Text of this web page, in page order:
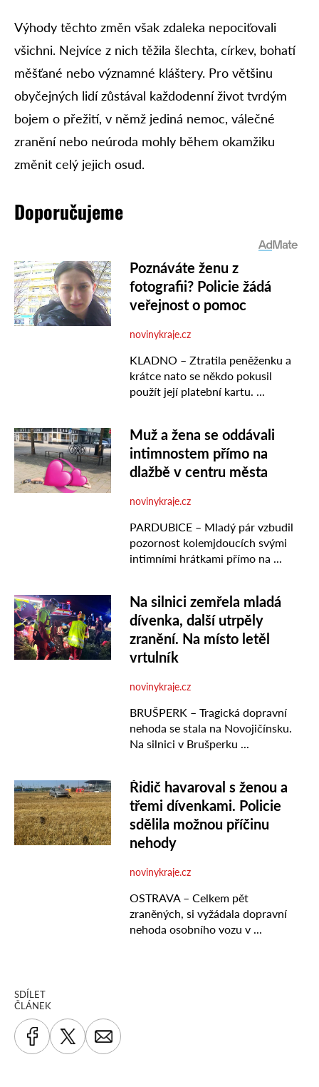
SDÍLET
ČLÁNEK
Výhody těchto změn však zdaleka nepociťovali
všichni. Nejvíce z nich těžila šlechta, církev, bohatí
měšťané nebo významné kláštery. Pro většinu
obyčejných lidí zůstával každodenní život tvrdým
bojem o přežití, v němž jediná nemoc, válečné
zranění nebo neúroda mohly během okamžiku
změnit celý jejich osud.
Doporučujeme